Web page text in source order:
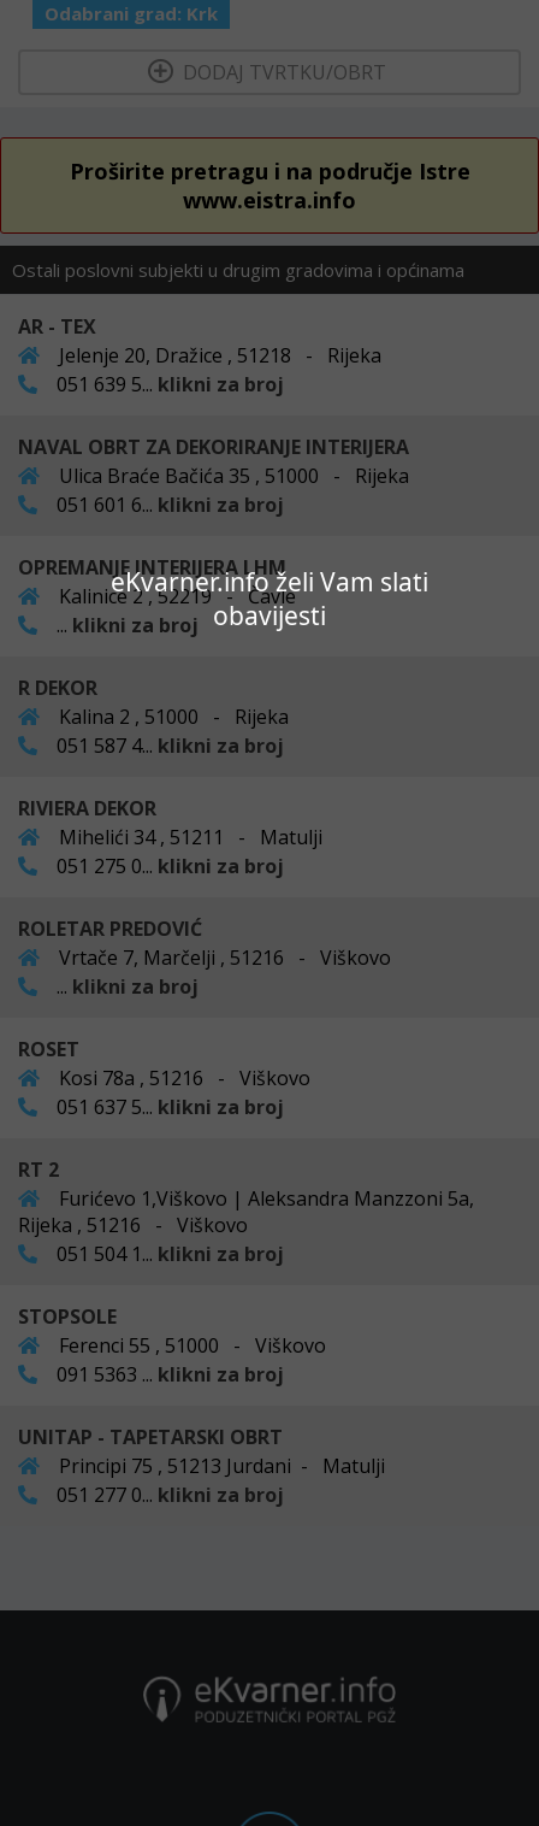
eKvarner.info želi Vam slati
obavijesti
Odabrani grad: Krk
DODAJ TVRTKU/OBRT
Proširite pretragu i na područje Istre
www.eistra.info
Ostali poslovni subjekti u drugim gradovima i općinama
AR - TEX
Jelenje 20, Dražice , 51218 - Rijeka
051 639 5... klikni za broj
NAVAL OBRT ZA DEKORIRANJE INTERIJERA
Ulica Braće Bačića 35 , 51000 - Rijeka
051 601 6... klikni za broj
OPREMANJE INTERIJERA LHM
Kalinice 2 , 52219 - Čavle
... klikni za broj
R DEKOR
Kalina 2 , 51000 - Rijeka
051 587 4... klikni za broj
RIVIERA DEKOR
Mihelići 34 , 51211 - Matulji
051 275 0... klikni za broj
ROLETAR PREDOVIĆ
Vrtače 7, Marčelji , 51216 - Viškovo
... klikni za broj
ROSET
Kosi 78a , 51216 - Viškovo
051 637 5... klikni za broj
RT 2
Furićevo 1,Viškovo | Aleksandra Manzzoni 5a,
Rijeka , 51216 - Viškovo
051 504 1... klikni za broj
STOPSOLE
Ferenci 55 , 51000 - Viškovo
091 5363 ... klikni za broj
UNITAP - TAPETARSKI OBRT
Principi 75 , 51213 Jurdani - Matulji
051 277 0... klikni za broj